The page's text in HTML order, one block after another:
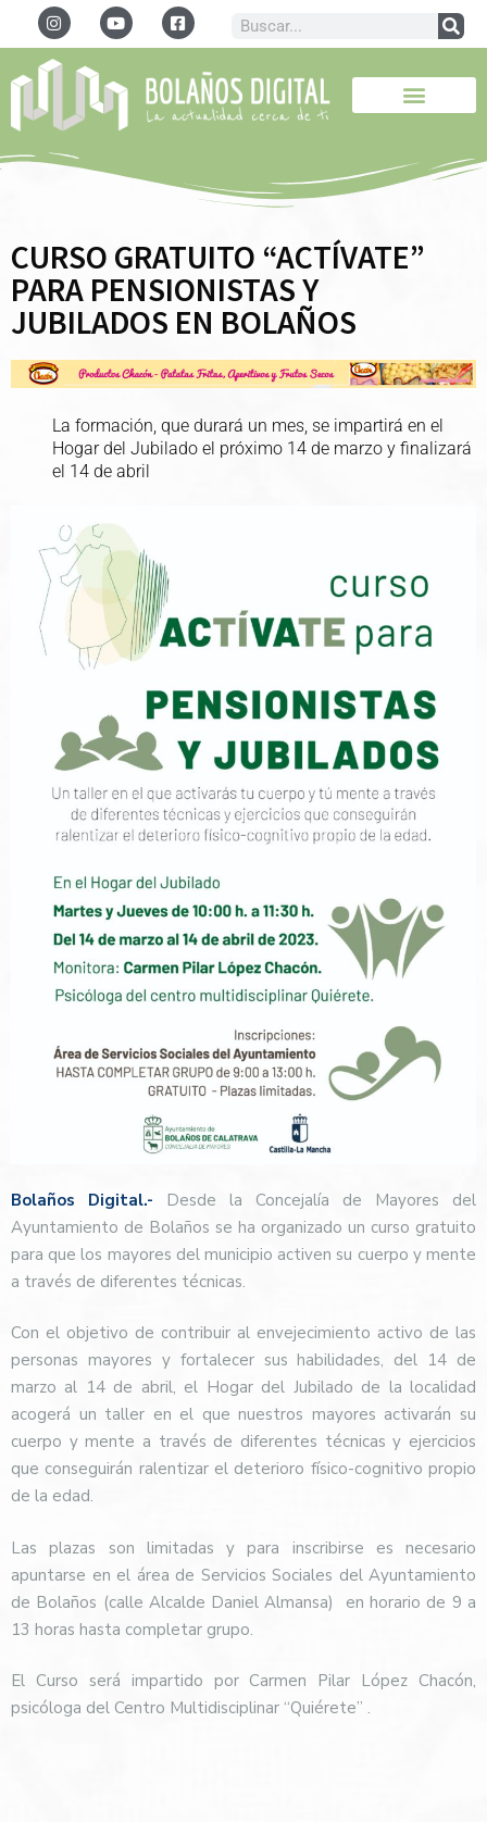
CURSO GRATUITO “ACTÍVATE”
PARA PENSIONISTAS Y
JUBILADOS EN BOLAÑOS
La formación, que durará un mes, se impartirá en el
Hogar del Jubilado el próximo 14 de marzo y finalizará
el 14 de abril
Bolaños Digital.-
Desde la Concejalía de Mayores del
Ayuntamiento de Bolaños se ha organizado un curso gratuito
para que los mayores del municipio activen su cuerpo y mente
a través de diferentes técnicas.
Con el objetivo de contribuir al envejecimiento activo de las
personas mayores y fortalecer sus habilidades, del 14 de
marzo al 14 de abril, el Hogar del Jubilado de la localidad
acogerá un taller en el que nuestros mayores activarán su
cuerpo y mente a través de diferentes técnicas y ejercicios
que conseguirán ralentizar el deterioro físico-cognitivo propio
de la edad.
Las plazas son limitadas y para inscribirse es necesario
apuntarse en el área de Servicios Sociales del Ayuntamiento
de Bolaños (calle Alcalde Daniel Almansa)
en horario de 9 a
13 horas hasta completar grupo.
El Curso será impartido por Carmen Pilar López Chacón,
psicóloga del Centro Multidisciplinar “Quiérete” .